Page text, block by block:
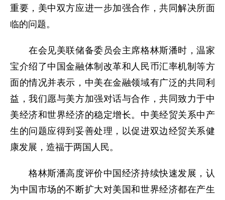
重要，美中双方应进一步加强合作，共同解决所面
临的问题。
在会见美联储备委员会主席格林斯潘时，温家
宝介绍了中国金融体制改革和人民币汇率机制等方
面的情况并表示，中美在金融领域有广泛的共同利
益，我们愿与美方加强对话与合作，共同致力于中
美经济和世界经济的稳定增长。中美经贸关系中产
生的问题应得到妥善处理，以促进双边经贸关系健
康发展，造福于两国人民。
格林斯潘高度评价中国经济持续快速发展，认
为中国市场的不断扩大对美国和世界经济都在产生